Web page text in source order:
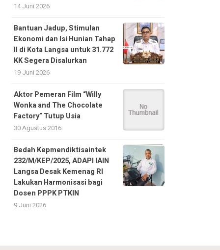
14 Juni 2026
Bantuan Jadup, Stimulan
Ekonomi dan Isi Hunian Tahap
II di Kota Langsa untuk 31.772
KK Segera Disalurkan
19 Juni 2026
Aktor Pemeran Film “Willy
Wonka and The Chocolate
Factory” Tutup Usia
30 Agustus 2016
Bedah Kepmendiktisaintek
232/M/KEP/2025, ADAPI IAIN
Langsa Desak Kemenag RI
Lakukan Harmonisasi bagi
Dosen PPPK PTKIN
9 Juni 2026